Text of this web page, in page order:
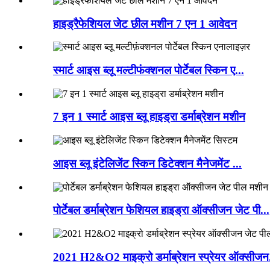
हाइड्रैफेशियल जेट छील मशीन 7 एन 1 आवेदन
स्मार्ट आइस ब्लू मल्टीफंक्शनल पोर्टेबल स्किन ए...
7 इन 1 स्मार्ट आइस ब्लू हाइड्रा डर्माब्रेशन मशीन
आइस ब्लू इंटेलिजेंट स्किन डिटेक्शन मैनेजमेंट ...
पोर्टेबल डर्माब्रेशन फेशियल हाइड्रा ऑक्सीजन जेट पी...
2021 H2&O2 माइक्रो डर्माब्रेशन स्प्रेयर